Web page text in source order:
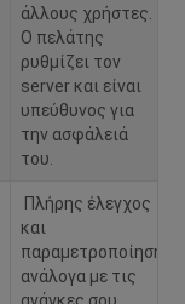
άλλους χρήστες.
Ο πελάτης
ρυθμίζει τον
server και είναι
υπεύθυνος για
την ασφάλειά
του.
Πλήρης έλεγχος
και
παραμετροποίηση
ανάλογα με τις
ανάγκες σου.